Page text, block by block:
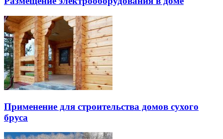
Применение для строительства домов сухого
бруса